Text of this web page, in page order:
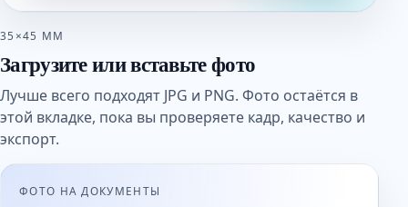
35×45 ММ
Загрузите или вставьте фото
Лучше всего подходят JPG и PNG. Фото остаётся в
этой вкладке, пока вы проверяете кадр, качество и
экспорт.
ФОТО НА ДОКУМЕНТЫ